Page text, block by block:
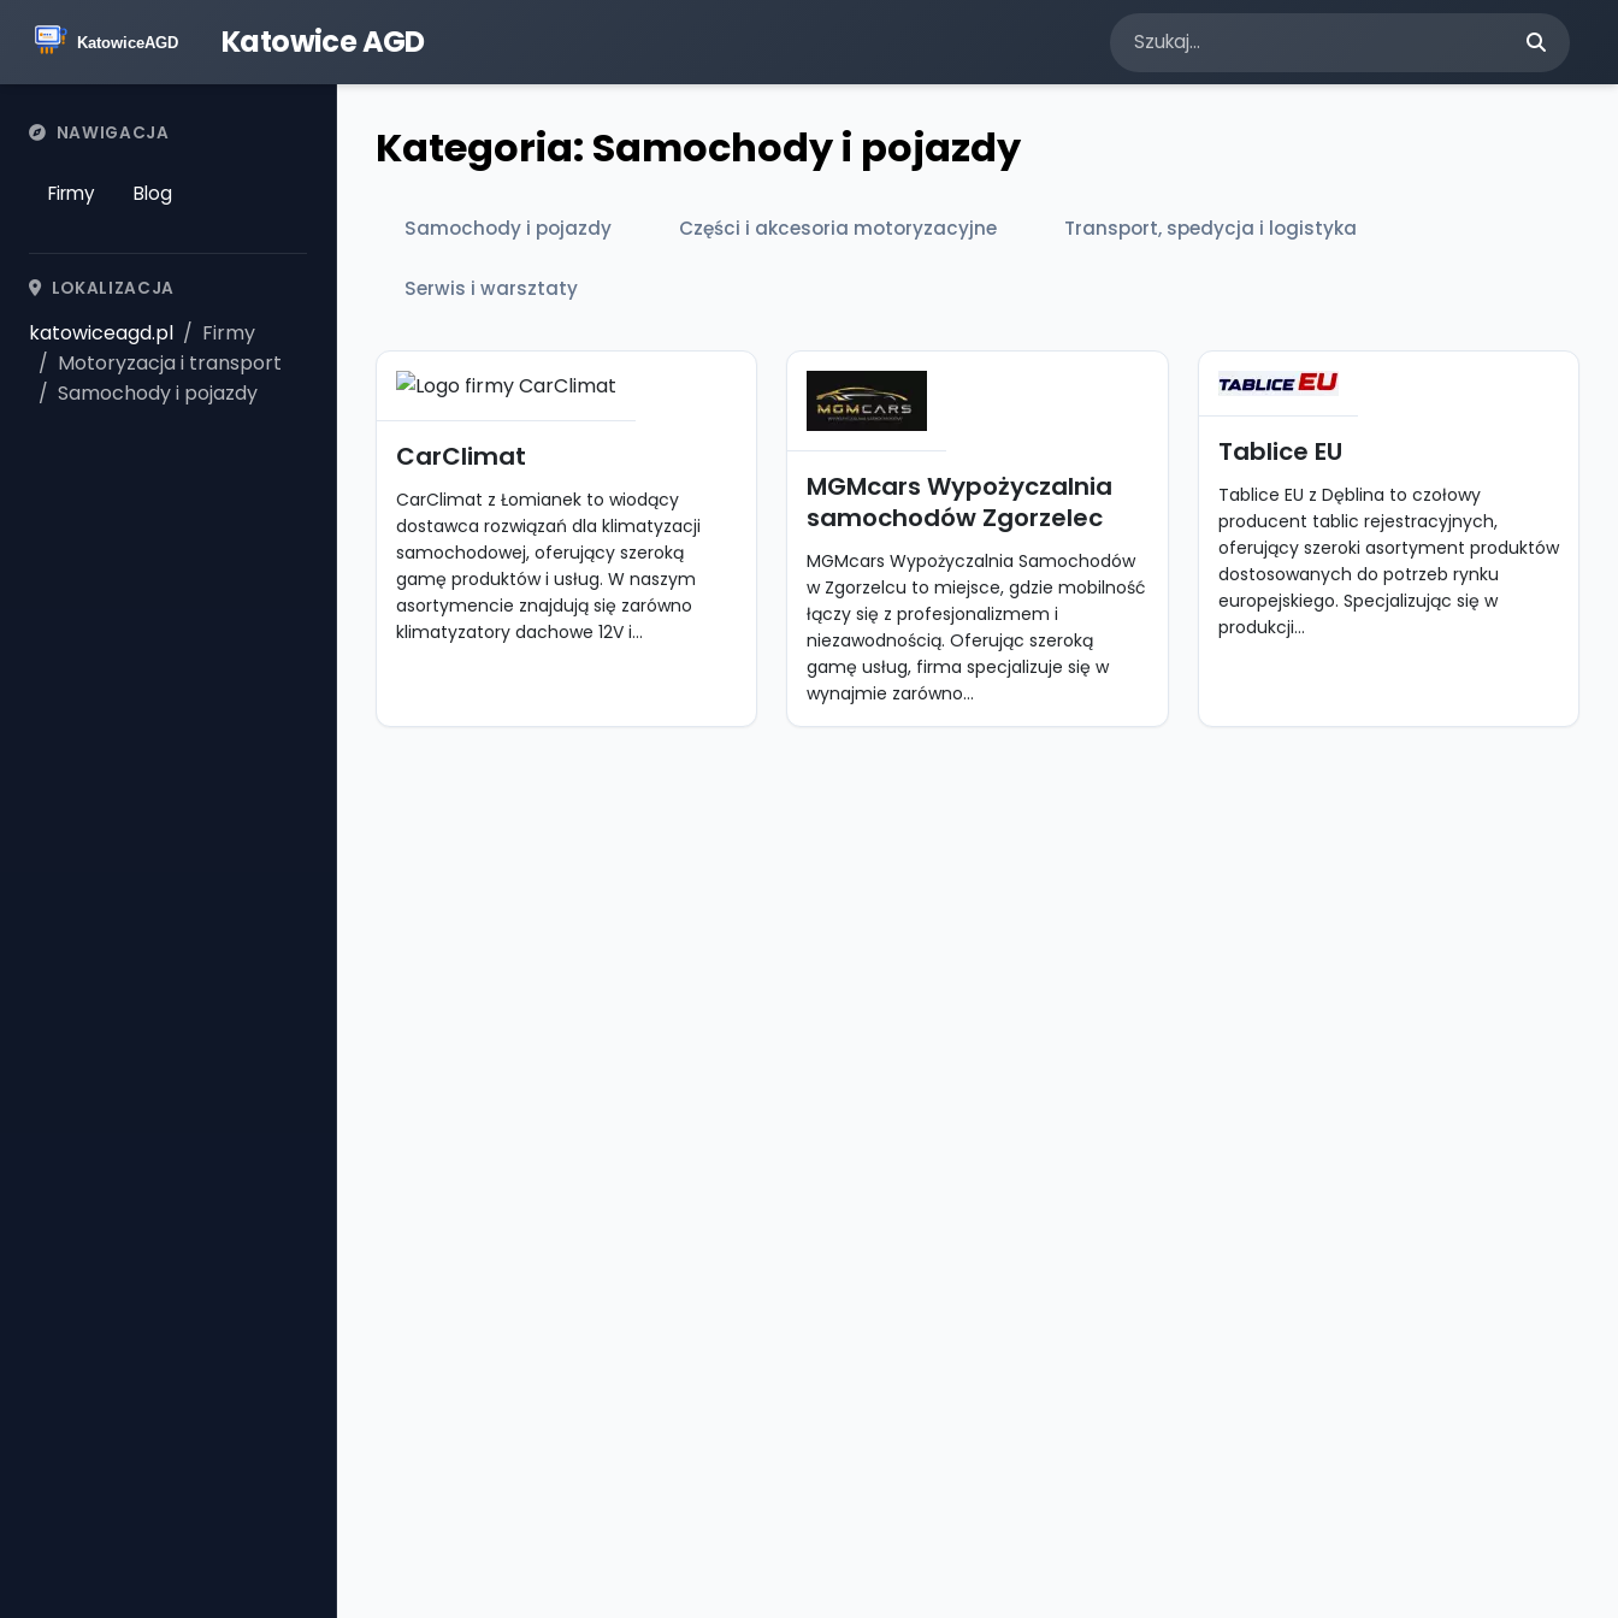
Katowice AGD
NAWIGACJA
Firmy Blog
LOKALIZACJA
katowiceagd.pl
Firmy
Motoryzacja i transport
Samochody i pojazdy
Kategoria: Samochody i pojazdy
Samochody i pojazdy Części i akcesoria motoryzacyjne Transport, spedycja i logistyka
Serwis i warsztaty
CarClimat
CarClimat z Łomianek to wiodący
dostawca rozwiązań dla klimatyzacji
samochodowej, oferujący szeroką
gamę produktów i usług. W naszym
asortymencie znajdują się zarówno
klimatyzatory dachowe 12V i...
MGMcars Wypożyczalnia
samochodów Zgorzelec
MGMcars Wypożyczalnia Samochodów
w Zgorzelcu to miejsce, gdzie mobilność
łączy się z profesjonalizmem i
niezawodnością. Oferując szeroką
gamę usług, firma specjalizuje się w
wynajmie zarówno...
Tablice EU
Tablice EU z Dęblina to czołowy
producent tablic rejestracyjnych,
oferujący szeroki asortyment produktów
dostosowanych do potrzeb rynku
europejskiego. Specjalizując się w
produkcji...